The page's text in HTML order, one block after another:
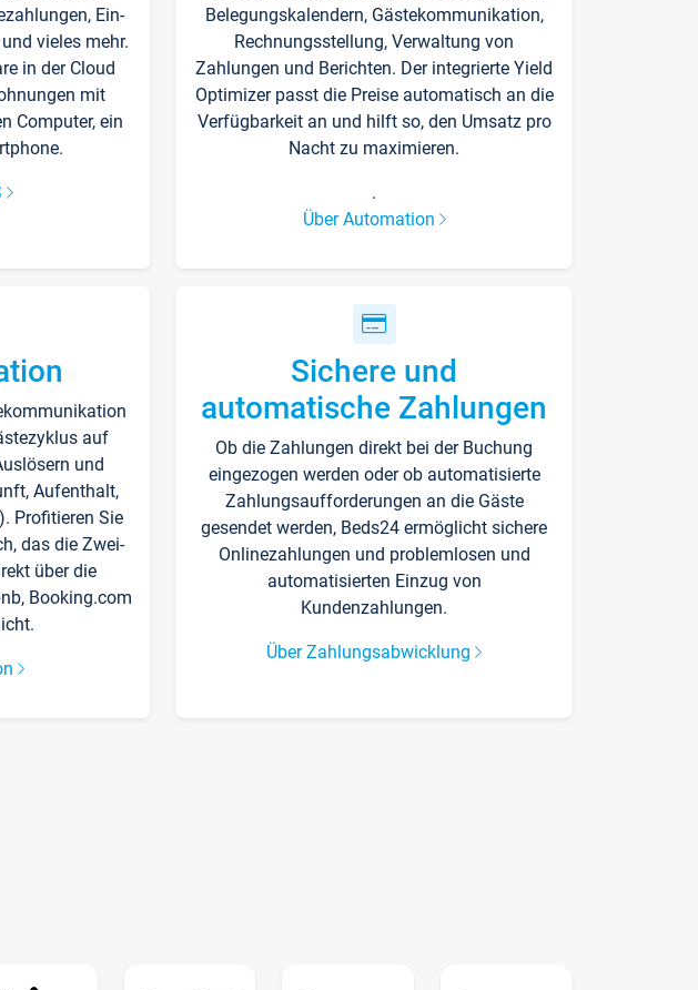
Ein-
vieles mehr.
in der Cloud
mit
Computer, ein
Belegungskalendern, Gästekommunikation,
Rechnungsstellung, Verwaltung von
Zahlungen und Berichten. Der integrierte Yield
Optimizer passt die Preise automatisch an die
Verfügbarkeit an und hilft so, den Umsatz pro
Nacht zu maximieren.
.
Über Automation
auf
und
Aufenthalt,
Profitieren Sie
das die Zwei-
über die
Booking.com
Sichere und
automatische Zahlungen
Ob die Zahlungen direkt bei der Buchung
eingezogen werden oder ob automatisierte
Zahlungsaufforderungen an die Gäste
gesendet werden, Beds24 ermöglicht sichere
Onlinezahlungen und problemlosen und
automatisierten Einzug von
Kundenzahlungen.
Über Zahlungsabwicklung